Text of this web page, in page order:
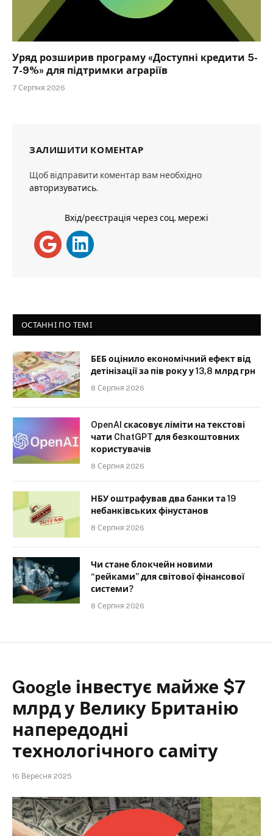
Уряд розширив програму «Доступні кредити 5-
7-9%» для підтримки аграріїв
7 Серпня 2026
ЗАЛИШИТИ КОМЕНТАР
Щоб відправити коментар вам необхідно
авторизуватись.
Вхід/реєстрація через соц. мережі
ОСТАННІ ПО ТЕМІ
БЕБ оцінило економічний ефект від
детінізації за пів року у 13,8 млрд грн
8 Серпня 2026
OpenAI скасовує ліміти на текстові
чати ChatGPT для безкоштовних
користувачів
8 Серпня 2026
НБУ оштрафував два банки та 19
небанківських фінустанов
8 Серпня 2026
Чи стане блокчейн новими
“рейками” для світової фінансової
системи?
8 Серпня 2026
Google інвестує майже $7
млрд у Велику Британію
напередодні
технологічного саміту
16 Вересня 2025